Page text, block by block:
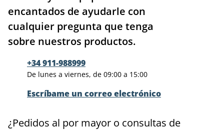
encantados de ayudarle con
cualquier pregunta que tenga
sobre nuestros productos.
+34 911-988999
De lunes a viernes, de 09:00 a 15:00
Escríbame un correo electrónico
¿Pedidos al por mayor o consultas de